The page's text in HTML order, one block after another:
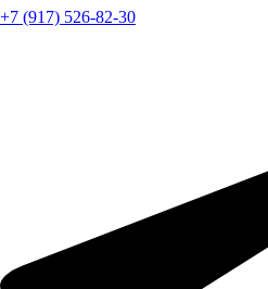
+7 (917) 526-82-30